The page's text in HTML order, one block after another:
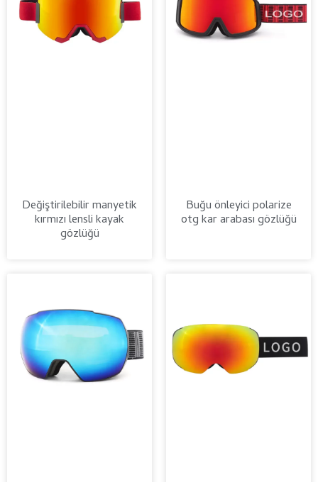
Değiştirilebilir manyetik
kırmızı lensli kayak
gözlüğü
Buğu önleyici polarize
otg kar arabası gözlüğü